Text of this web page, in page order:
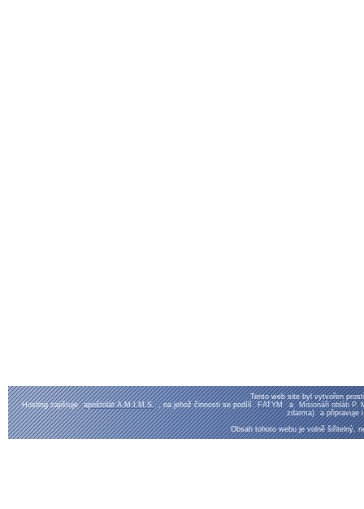
Tento web site byl vytvořen
Hosting zajištuje apoštolát A.M.I.M.S. , na jehož činnosti se podílí FATYM a Misionáři obláti P.
zdarma) a připravuje
Obsah tohoto webu je volně šiřitelný,